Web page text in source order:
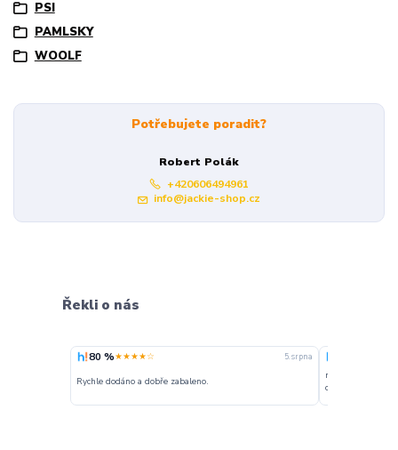
PSI
PAMLSKY
WOOLF
Potřebujete poradit?
Robert Polák
+420606494961
info@jackie-shop.cz
Řekli o nás
80 %★★★★☆ 5. srpna
Rychle dodáno a dobře zabaleno.
nakupuji
o stavu